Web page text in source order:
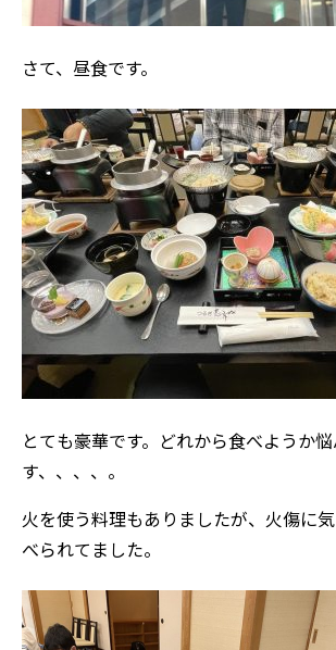
さて、昼食です。
とても豪華です。どれから食べようか
す、、、、。
火を使う料理もありましたが、火傷に
べられてました。